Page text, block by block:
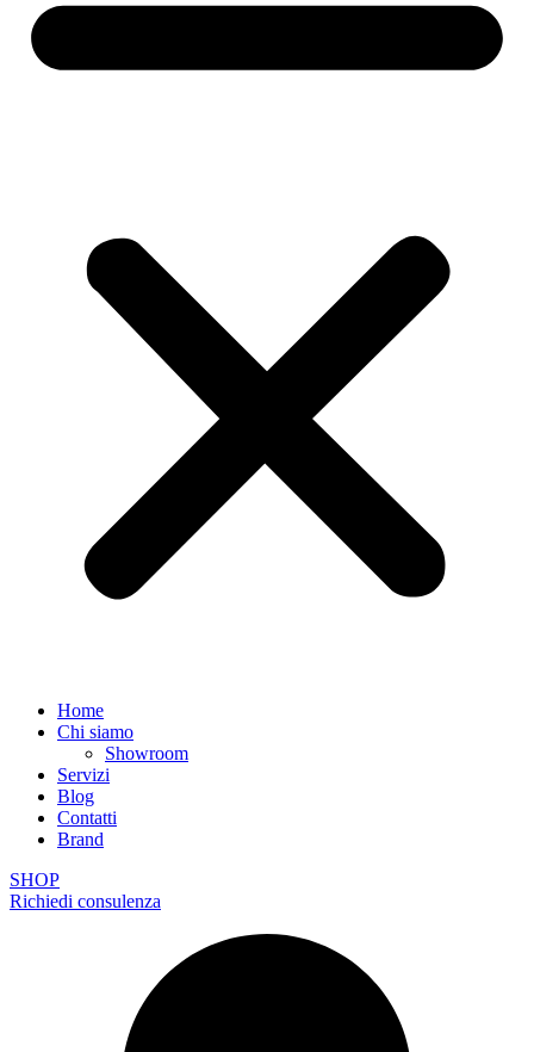
Home
Chi siamo
Showroom
Servizi
Blog
Contatti
Brand
SHOP
Richiedi consulenza